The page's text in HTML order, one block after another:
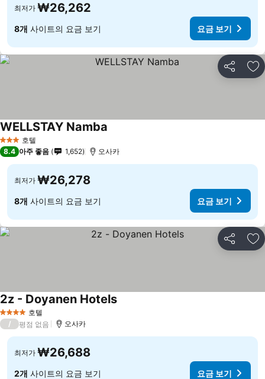
최저가 ₩26,262
8개 사이트의 요금 보기 요금 보기
공유 즐
3 성급 호텔
WELLSTAY Namba
8.4 아주 좋음 1,652 오사카
최저가 ₩26,278
8개 사이트의 요금 보기 요금 보기
공유 즐
4 성급 호텔
2z - Doyanen Hotels요금 보기
/ 평점 없음 오사카
최저가 ₩26,688
2개 사이트의 요금 보기 요금 보기